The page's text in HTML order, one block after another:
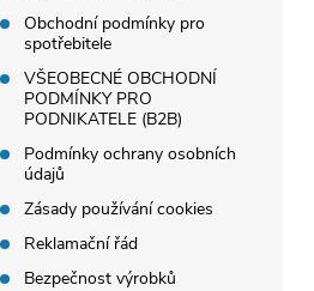
Obchodní podmínky pro
spotřebitele
VŠEOBECNÉ OBCHODNÍ
PODMÍNKY PRO
PODNIKATELE (B2B)
Podmínky ochrany osobních
údajů
Zásady používání cookies
Reklamační řád
Bezpečnost výrobků